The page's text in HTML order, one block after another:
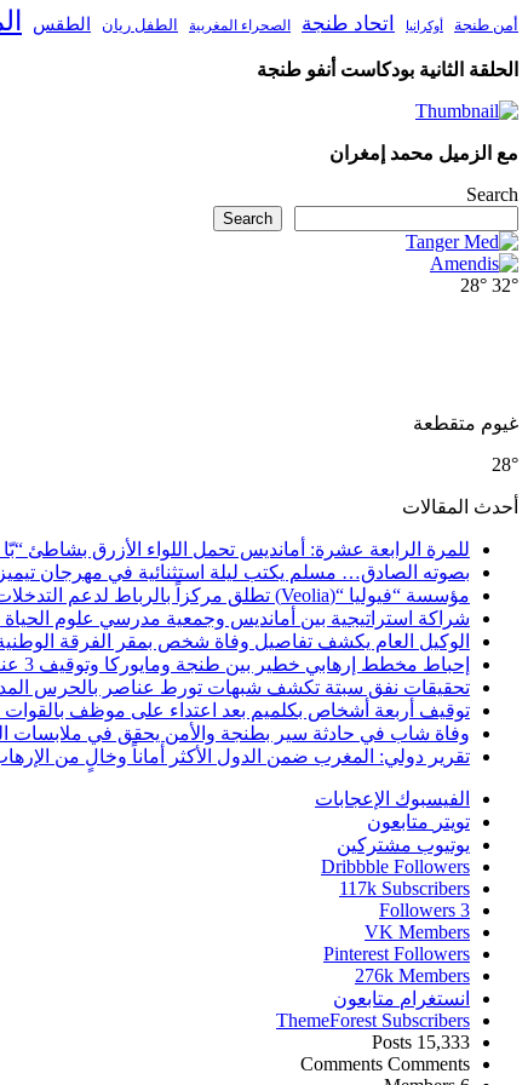
أمن طنجة أوكرانيا اتحاد طنجة الصحراء المغربية الطفل ريان الطقس
الحلقة الثانية بودكاست أنفو طنجة
مع الزميل محمد إمغران
Search
Search
32°
28°
غيوم متقطعة
28°
أحدث المقالات
للمرة الرابعة عشرة: أمانديس تحمل اللواء الأزرق بشاطئ
بصوته الصادق… مسلم يكتب ليلة استثنائية في مهرجان
مؤسسة “فيوليا “(Veolia) تطلق مركزاً بالرباط لدعم التدخلات الإنسانية في إفريقيا والشرق الأدنى والشرق الأوسط
شراكة استراتيجية بين أمانديس وجمعية مدرسي علوم الحياة
الوكيل العام يكشف تفاصيل وفاة شخص بمقر الفرقة
إحباط مخطط إرهابي خطير بين طنجة ومايوركا وتوقيف 3 عناصر
تحقيقات نفق سبتة تكشف شبهات تورط عناصر بالحرس
توقيف أربعة أشخاص بكلميم بعد اعتداء على موظف بالقوات
وفاة شاب في حادثة سير بطنجة والأمن يحقق في ملابسات
تقرير دولي: المغرب ضمن الدول الأكثر أماناً وخالٍ من الإرهاب
الفيسبوك الإعجابات
تويتر متابعون
يوتيوب مشتركين
Dribbble Followers
117k Subscribers
3
Followers
VK Members
Pinterest Followers
276k Members
انستغرام متابعون
ThemeForest Subscribers
15,333
Posts
Comments Comments